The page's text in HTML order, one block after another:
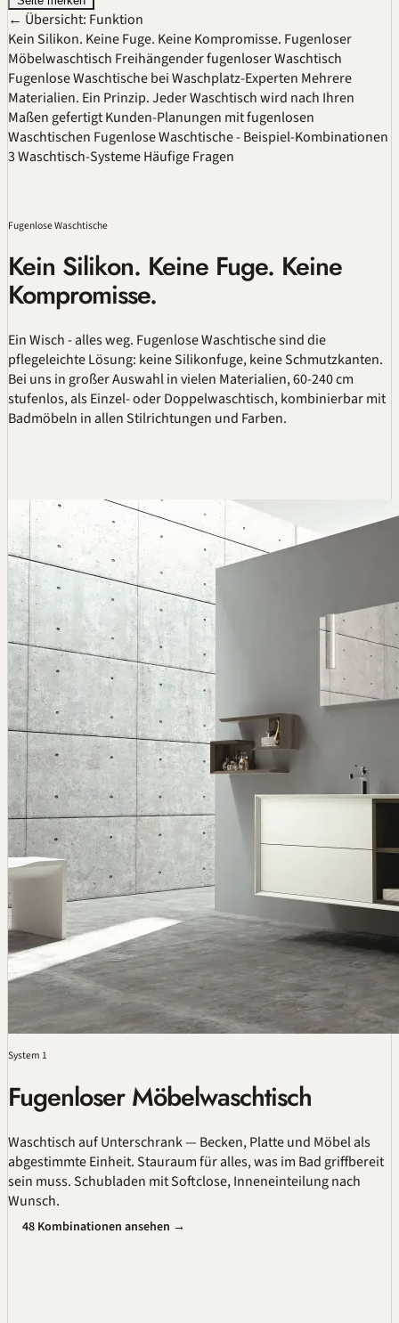
← Übersicht: Funktion
Kein Silikon. Keine Fuge. Keine Kompromisse. Fugenloser
Möbelwaschtisch Freihängender fugenloser Waschtisch
Fugenlose Waschtische bei Waschplatz-Experten Mehrere
Materialien. Ein Prinzip.Jeder Waschtisch wird nach Ihren
Maßen gefertigtKunden-Planungen mit fugenlosen
Waschtischen Fugenlose Waschtische - Beispiel-Kombinationen
3 Waschtisch-SystemeHäufige Fragen
Fugenlose Waschtische
Kein Silikon. Keine Fuge. Keine
Kompromisse.
Ein Wisch - alles weg. Fugenlose Waschtische sind die
pflegeleichte Lösung: keine Silikonfuge, keine Schmutzkanten.
Bei uns in großer Auswahl in vielen Materialien, 60-240 cm
stufenlos, als Einzel- oder Doppelwaschtisch, kombinierbar mit
Badmöbeln in allen Stilrichtungen und Farben.
System 1
Fugenloser Möbelwaschtisch
Waschtisch auf Unterschrank — Becken, Platte und Möbel als
abgestimmte Einheit. Stauraum für alles, was im Bad griffbereit
sein muss. Schubladen mit Softclose, Inneneinteilung nach
Wunsch.
48 Kombinationen ansehen →